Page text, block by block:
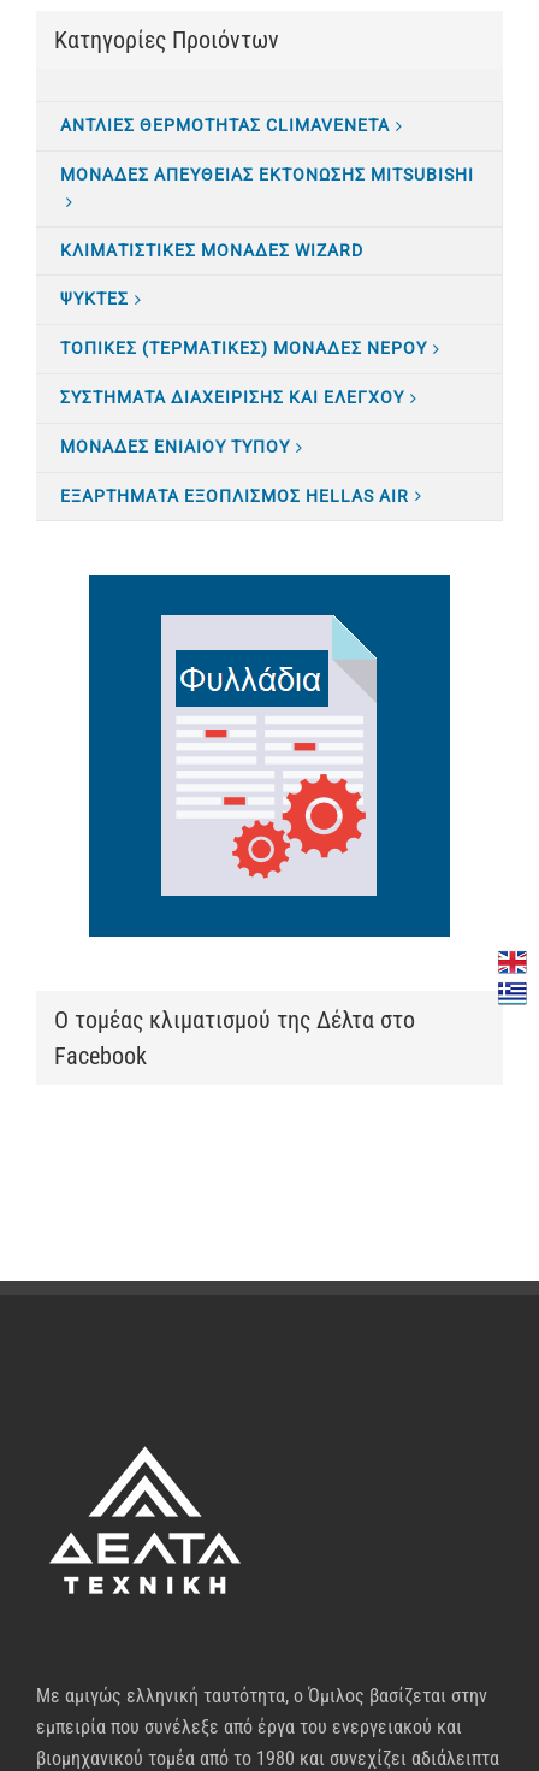
Κατηγορίες Προιόντων
ΑΝΤΛΙΕΣ ΘΕΡΜΟΤΗΤΑΣ CLIMAVENETA
ΜΟΝΑΔΕΣ ΑΠΕΥΘΕΙΑΣ ΕΚΤΟΝΩΣΗΣ MITSUBISHI
ΚΛΙΜΑΤΙΣTΙΚΕΣ ΜΟΝΑΔΕΣ WIZARD
ΨΥΚΤΕΣ
ΤΟΠΙΚΕΣ (ΤΕΡΜΑΤΙΚΕΣ) ΜΟΝΑΔΕΣ ΝΕΡΟΥ
ΣΥΣΤΗΜΑΤΑ ΔΙΑΧΕΙΡΙΣΗΣ ΚΑΙ ΕΛΕΓΧΟΥ
ΜΟΝΑΔΕΣ ΕΝΙΑΙΟΥ ΤΥΠΟΥ
ΕΞΑΡΤΗΜΑΤΑ ΕΞΟΠΛΙΣΜΟΣ HELLAS AIR
Ο τομέας κλιματισμού της Δέλτα στο
Facebook
Με αμιγώς ελληνική ταυτότητα, ο Όμιλος βασίζεται στην
εμπειρία που συνέλεξε από έργα του ενεργειακού και
βιομηχανικού τομέα από το 1980 και συνεχίζει αδιάλειπτα